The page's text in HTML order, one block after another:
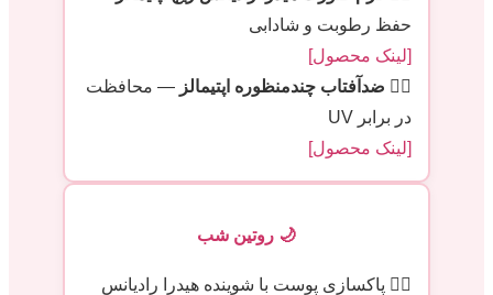
حفظ رطوبت و شادابی
[لینک محصول]
۴️⃣ ضدآفتاب چندمنظوره اپتیمالز — محافظت
در برابر UV
[لینک محصول]
🌙 روتین شب
۱️⃣ پاکسازی پوست با شوینده هیدرا رادیانس